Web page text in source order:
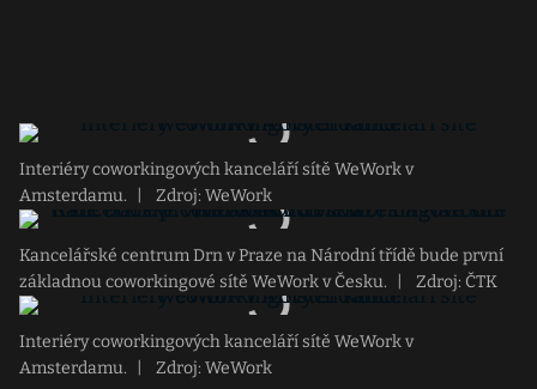
Interiéry coworkingových kanceláří sítě WeWork v
Amsterdamu.
Zdroj: WeWork
Kancelářské centrum Drn v Praze na Národní třídě bude první
základnou coworkingové sítě WeWork v Česku.
Zdroj: ČTK
Interiéry coworkingových kanceláří sítě WeWork v
Amsterdamu.
Zdroj: WeWork